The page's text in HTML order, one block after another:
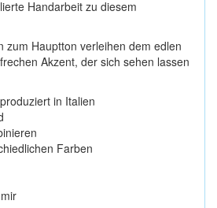
Handarbeit zu diesem
zum Hauptton verleihen dem edlen
Akzent, der sich sehen lassen
in Italien
Farben